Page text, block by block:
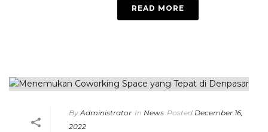
READ MORE
By Administrator In News Posted December 16,
2022